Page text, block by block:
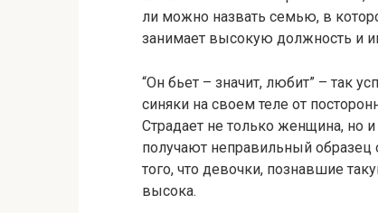
ли можно назвать семью, в
занимает высокую должность и
“Он бьет – значит, любит” – так
синяки на своем теле от
Страдает не только женщина, но
получают неправильный
того, что девочки, познавшие
высока.